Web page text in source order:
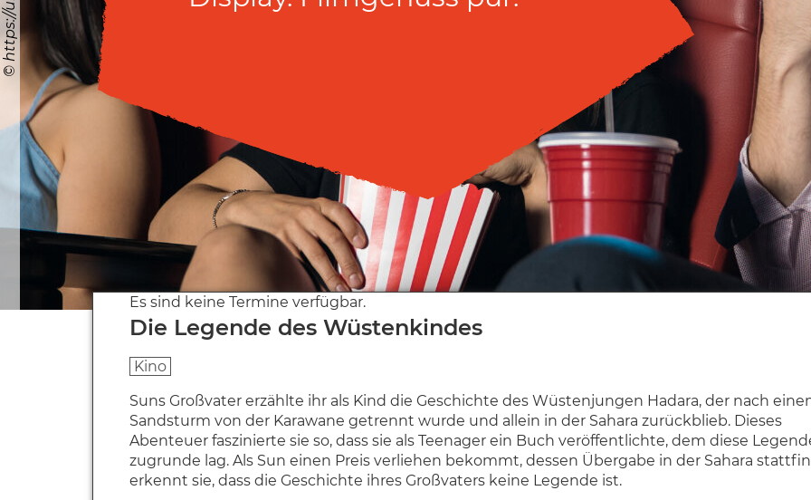
Es sind keine Termine verfügbar.
Die Legende des Wüstenkindes
Kino
Suns Großvater erzählte ihr als Kind die Geschichte des Wüstenjungen Hadara, der nach
Sandsturm von der Karawane getrennt wurde und allein in der Sahara zurückblieb. Dieses
Abenteuer faszinierte sie so, dass sie als Teenager ein Buch veröffentlichte, dem diese
zugrunde lag. Als Sun einen Preis verliehen bekommt, dessen Übergabe in der Sahara
erkennt sie, dass die Geschichte ihres Großvaters keine Legende ist.